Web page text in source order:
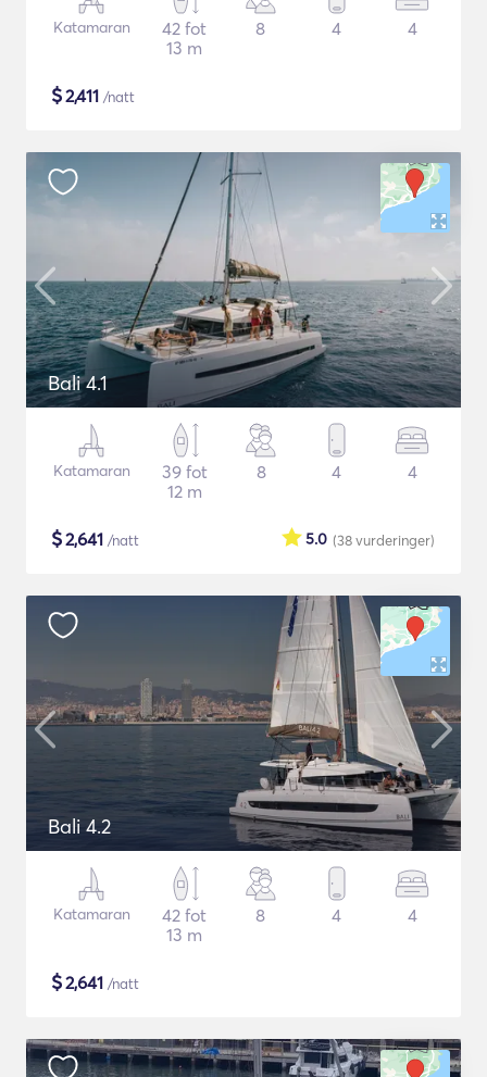
Katamaran
42 fot
13 m
8 4 4
$2,411 /natt
Bali 4.1
Katamaran
39 fot
12 m
8 4 4
$2,641 /natt (38vurderinger)
5.0
Bali 4.2
Katamaran
42 fot
13 m
8 4 4
$2,641 /natt